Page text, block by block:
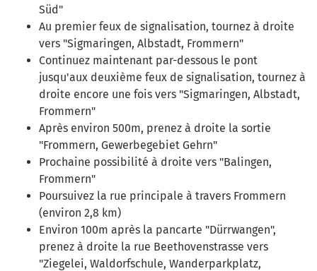
Süd"
Au premier feux de signalisation, tournez à droite
vers "Sigmaringen, Albstadt, Frommern"
Continuez maintenant par-dessous le pont
jusqu'aux deuxième feux de signalisation, tournez à
droite encore une fois vers "Sigmaringen, Albstadt,
Frommern"
Après environ 500m, prenez à droite la sortie
"Frommern, Gewerbegebiet Gehrn"
Prochaine possibilité à droite vers "Balingen,
Frommern"
Poursuivez la rue principale à travers Frommern
(environ 2,8 km)
Environ 100m après la pancarte "Dürrwangen",
prenez à droite la rue Beethovenstrasse vers
"Ziegelei, Waldorfschule, Wanderparkplatz,